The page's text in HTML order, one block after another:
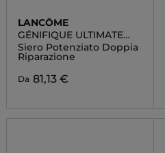
LANCÔME
GÉNIFIQUE ULTIMATE
SERUM
Siero Potenziato Doppia
Riparazione
Da 81,13 €